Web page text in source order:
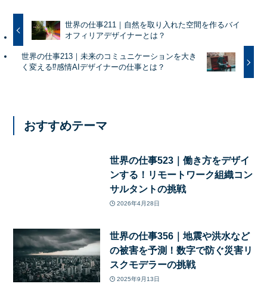
世界の仕事211｜自然を取り入れた空間を作るバイ
オフィリアデザイナーとは？
世界の仕事213｜未来のコミュニケーションを大き
く変える⁉感情AIデザイナーの仕事とは？
おすすめテーマ
世界の仕事523｜働き方をデザイ
ンする！リモートワーク組織コン
サルタントの挑戦
2026年4月28日
世界の仕事356｜地震や洪水など
の被害を予測！数字で防ぐ災害リ
スクモデラーの挑戦
2025年9月13日